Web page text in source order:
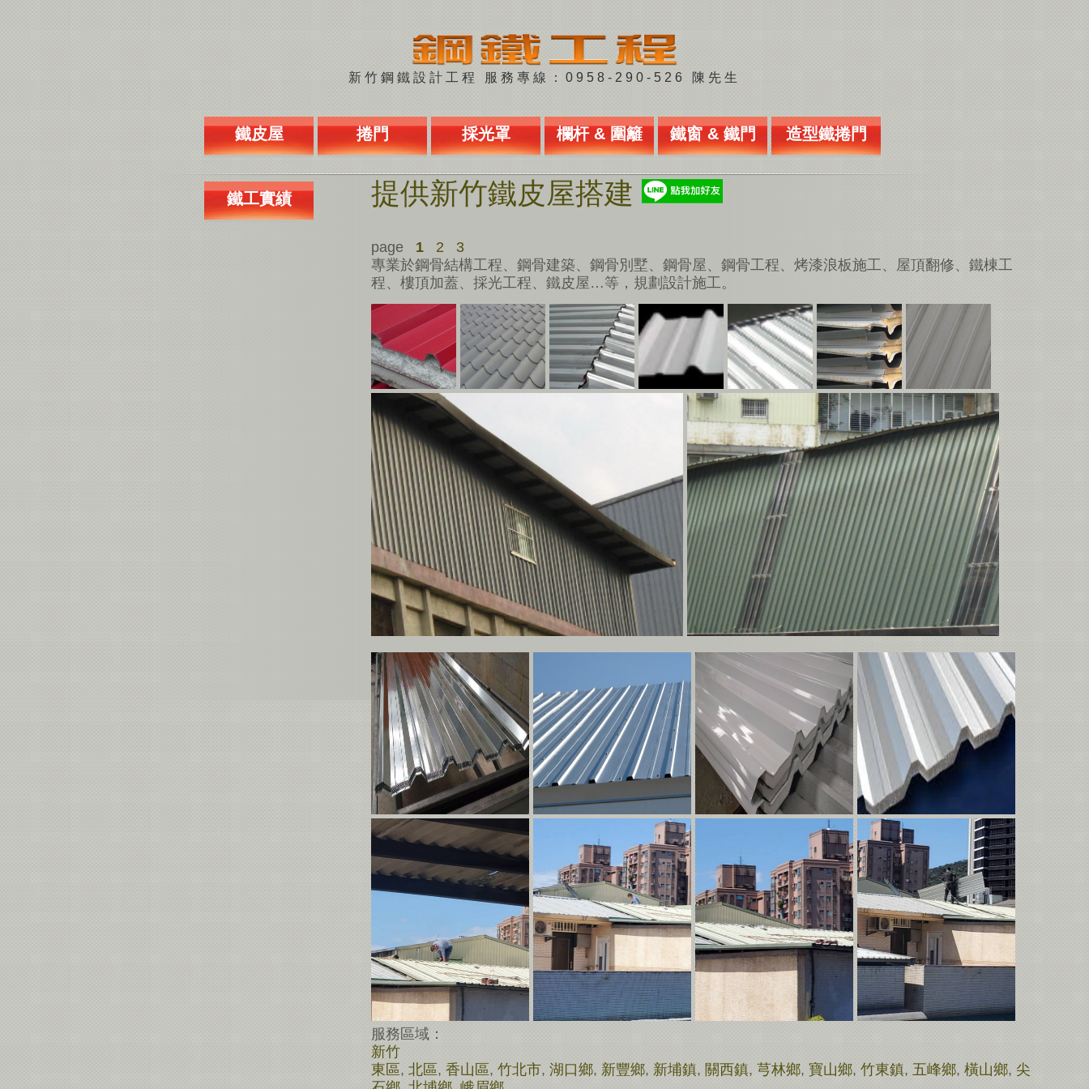
新竹鋼鐵設計工程 服務專線：0958-290-526 陳先生
鐵皮屋 捲門 採光罩 欄杆 & 圍籬 鐵窗 & 鐵門 造型鐵捲門
鐵工實績 提供新竹鐵皮屋搭建
page 1 2
3
專業於鋼骨結構工程、鋼骨建築、鋼骨別墅、鋼骨屋、鋼骨工程、烤漆浪板施工、屋頂翻修、鐵棟工
程、樓頂加蓋、採光工程、鐵皮屋…等，規劃設計施工。
服務區域：
新竹
東區, 北區, 香山區, 竹北市, 湖口鄉, 新豐鄉, 新埔鎮, 關西鎮, 芎林鄉, 寶山鄉, 竹東鎮, 五峰鄉, 橫山鄉, 尖